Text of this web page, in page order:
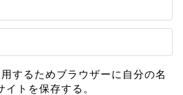
するためブラウザーに自分の名
トを保存する。